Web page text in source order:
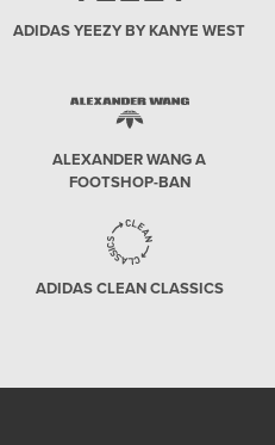
ADIDAS YEEZY BY KANYE WEST
ALEXANDER WANG A
FOOTSHOP-BAN
ADIDAS CLEAN CLASSICS